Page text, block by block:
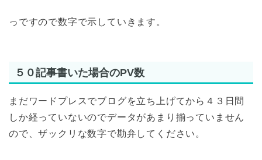
っですので数字で示していきます。
５０記事書いた場合のPV数
まだワードプレスでブログを立ち上げてから４３日間
しか経っていないのでデータがあまり揃っていません
ので、ザックリな数字で勘弁してください。